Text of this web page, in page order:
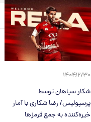
۱۴۰۴/۲/۳۰
شکار سپاهان توسط
پرسپولیس/ رضا شکاری با آمار
خیره‌کننده به جمع قرمزها